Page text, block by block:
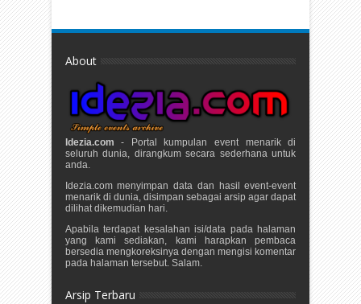
About
Idezia.com - Portal kumpulan event menarik di
seluruh dunia, dirangkum secara sederhana untuk
anda.
Idezia.com menyimpan data dan hasil event-event
menarik di dunia, disimpan sebagai arsip agar dapat
dilihat dikemudian hari.
Apabila terdapat kesalahan isi/data pada halaman
yang kami sediakan, kami harapkan pembaca
bersedia mengkoreksinya dengan mengisi komentar
pada halaman tersebut. Salam.
Arsip Terbaru